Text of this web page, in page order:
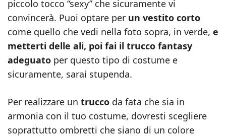
piccolo tocco “sexy” che sicuramente vi
convincerà. Puoi optare per un vestito corto
come quello che vedi nella foto sopra, in verde, e
metterti delle ali, poi fai il trucco fantasy
adeguato per questo tipo di costume e
sicuramente, sarai stupenda.
Per realizzare un trucco da fata che sia in
armonia con il tuo costume, dovresti scegliere
soprattutto ombretti che siano di un colore